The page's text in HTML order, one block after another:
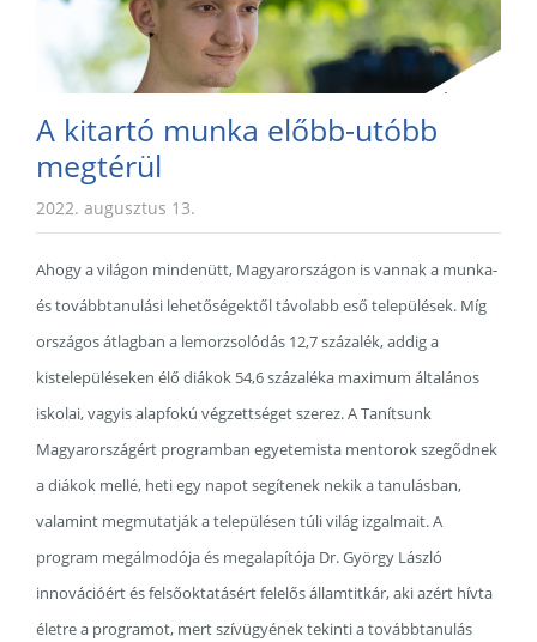
A kitartó munka előbb-utóbb
megtérül
2022. augusztus 13.
Ahogy a világon mindenütt, Magyarországon is vannak a munka-
és továbbtanulási lehetőségektől távolabb eső települések. Míg
országos átlagban a lemorzsolódás 12,7 százalék, addig a
kistelepüléseken élő diákok 54,6 százaléka maximum általános
iskolai, vagyis alapfokú végzettséget szerez. A Tanítsunk
Magyarországért programban egyetemista mentorok szegődnek
a diákok mellé, heti egy napot segítenek nekik a tanulásban,
valamint megmutatják a településen túli világ izgalmait. A
program megálmodója és megalapítója Dr. György László
innovációért és felsőoktatásért felelős államtitkár, aki azért hívta
életre a programot, mert szívügyének tekinti a továbbtanulás